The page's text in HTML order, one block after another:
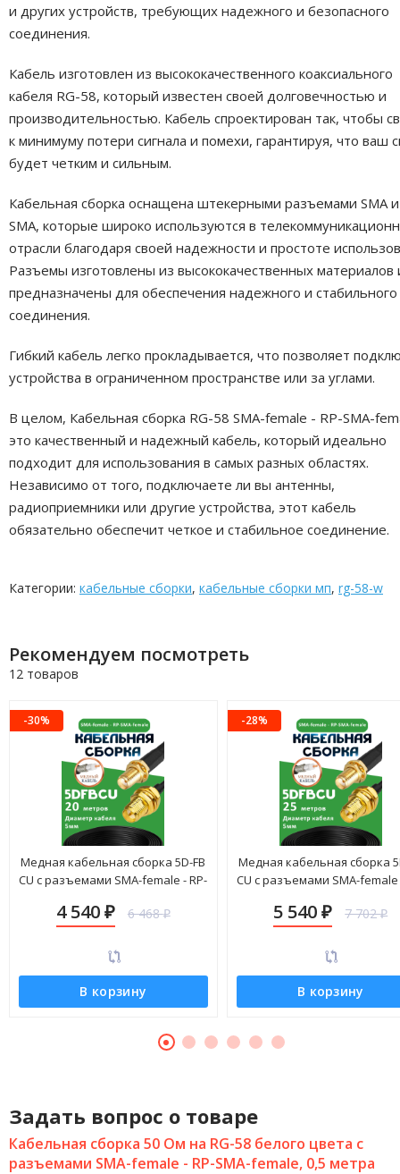
и других устройств, требующих надежного и безопасного
соединения.
Кабель изготовлен из высококачественного коаксиального
кабеля RG-58, который известен своей долговечностью и
производительностью. Кабель спроектирован так, чтобы
к минимуму потери сигнала и помехи, гарантируя, что ваш
будет четким и сильным.
Кабельная сборка оснащена штекерными разъемами SMA
SMA, которые широко используются в
отрасли благодаря своей надежности и простоте
Разъемы изготовлены из высококачественных материалов
предназначены для обеспечения надежного и стабильного
соединения.
Гибкий кабель легко прокладывается, что позволяет
устройства в ограниченном пространстве или за углами.
В целом, Кабельная сборка RG-58 SMA-female - RP-SMA-
это качественный и надежный кабель, который идеально
подходит для использования в самых разных областях.
Независимо от того, подключаете ли вы антенны,
радиоприемники или другие устройства, этот кабель
обязательно обеспечит четкое и стабильное соединение.
Категории: кабельные сборки, кабельные сборки мп, rg-58-w
Рекомендуем посмотреть
12 товаров
-30%
Медная кабельная сборка 5D-FB
CU с разъемами SMA-female - RP-
4 540 ₽ 6 468₽
В корзину
-28%
Медная кабельная сборка
CU с разъемами SMA-female
5 540₽ 7 702₽
В корзину
Задать вопрос о товаре
Кабельная сборка 50 Ом на RG-58 белого цвета с
разъемами SMA-female - RP-SMA-female, 0,5 метра